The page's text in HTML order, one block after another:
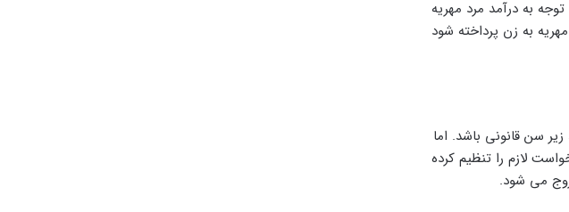
به درآمد مرد مهریه
به زن پرداخته شود
سن قانونی باشد. اما
لازم را تنظیم کرده
می‌ شود.